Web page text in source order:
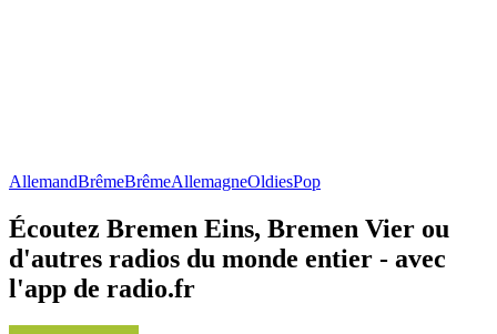
AllemandBrêmeBrêmeAllemagneOldiesPop
Écoutez Bremen Eins, Bremen Vier ou
d'autres radios du monde entier - avec
l'app de radio.fr